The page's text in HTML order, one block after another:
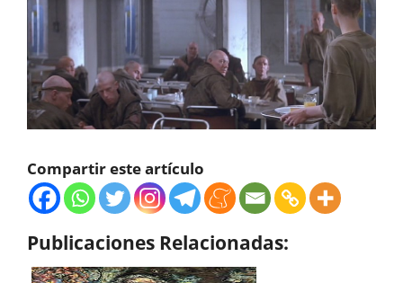
Compartir este artículo
Publicaciones Relacionadas: